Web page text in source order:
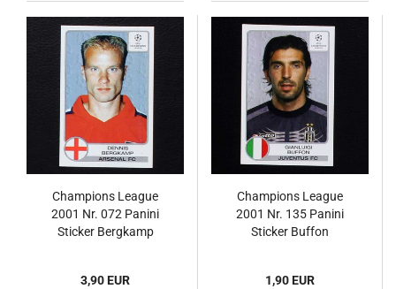
Champions League
2001 Nr. 072 Panini
Sticker Bergkamp
3,90 EUR
Champions League
2001 Nr. 135 Panini
Sticker Buffon
1,90 EUR